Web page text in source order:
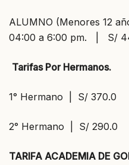
ALUMNO (Menores 12
04:00 a 6:00 pm. | S/
Tarifas Por Hermanos.
1° Hermano | S/ 370.0
2° Hermano | S/ 290.0
TARIFA ACADEMIA DE